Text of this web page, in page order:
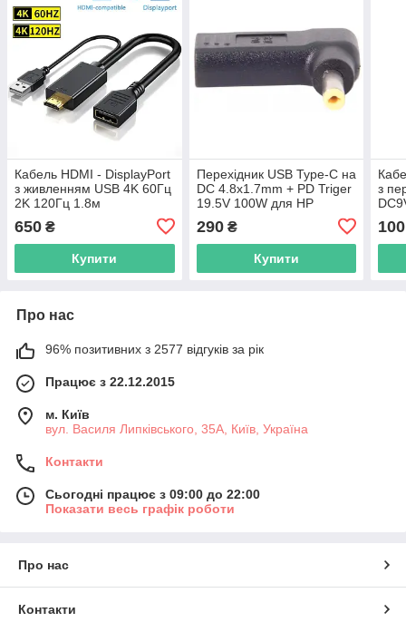
Кабель HDMI - DisplayPort
з живленням USB 4K 60Гц
2K 120Гц 1.8м
позолочений конвертер
перехідник
650 ₴
Купити
Перехідник USB Type-C на
DC 4.8x1.7mm + PD Triger
19.5V 100W для HP
повербанка
290₴
Купити
з
от
100
Про нас
96% позитивних з 2577 відгуків за рік
Працює з 22.12.2015
м. Київ
вул. Василя Липківського, 35А, Київ, Україна
Контакти
Сьогодні працює з 09:00 до 22:00
Показати весь графік роботи
Про нас
Контакти